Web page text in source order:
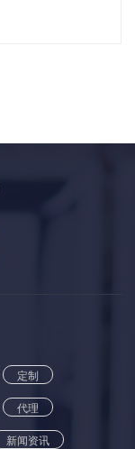
定制
代理
新闻资讯